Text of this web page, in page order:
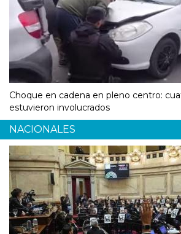
Choque en cadena en pleno centro:
estuvieron involucrados
NACIONALES